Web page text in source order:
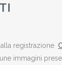
registrazione
immagini